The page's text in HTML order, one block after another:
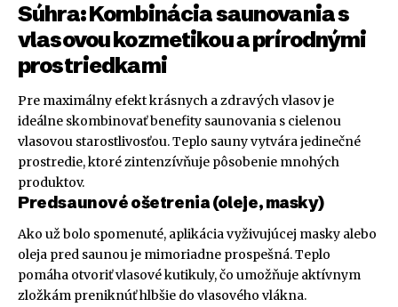
Súhra: Kombinácia saunovania s
vlasovou kozmetikou a prírodnými
prostriedkami
Pre maximálny efekt krásnych a zdravých vlasov je
ideálne skombinovať benefity saunovania s cielenou
vlasovou starostlivosťou. Teplo sauny vytvára jedinečné
prostredie, ktoré zintenzívňuje pôsobenie mnohých
produktov.
Predsaunové ošetrenia (oleje, masky)
Ako už bolo spomenuté, aplikácia vyživujúcej masky alebo
oleja pred saunou je mimoriadne prospešná. Teplo
pomáha otvoriť vlasové kutikuly, čo umožňuje aktívnym
zložkám preniknúť hlbšie do vlasového vlákna.